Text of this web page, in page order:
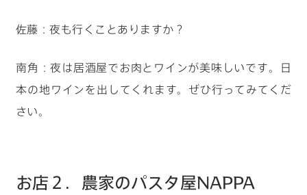
佐藤：夜も行くことありますか？
南角：夜は居酒屋でお肉とワインが美味しいです。日
本の地ワインを出してくれます。ぜひ行ってみてくだ
さい。
お店２．農家のパスタ屋NAPPA